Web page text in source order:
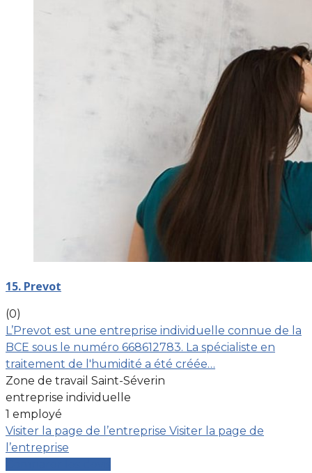
15. Prevot
(0)
L’Prevot est une entreprise individuelle connue de la
BCE sous le numéro 668612783. La spécialiste en
traitement de l'humidité a été créée…
Zone de travail Saint-Séverin
entreprise individuelle
1 employé
Visiter la page de l’entreprise Visiter la page de
l’entreprise